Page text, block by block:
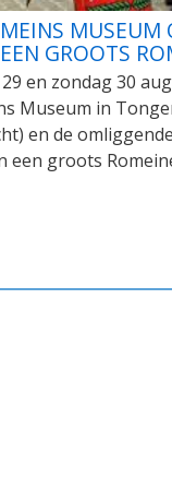
MUSEUM
GROOTS
en zondag 30
Museum in
en de
een groots